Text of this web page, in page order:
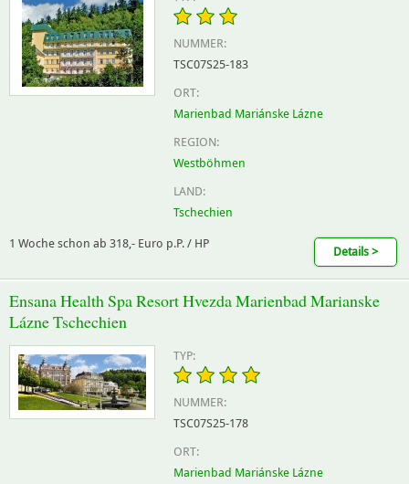
NUMMER:
TSC07S25-183
ORT:
Marienbad Mariánske Lázne
REGION:
Westböhmen
LAND:
Tschechien
1 Woche schon ab 318,- Euro p.P. / HP
Details >
Ensana Health Spa Resort Hvezda Marienbad Marianske
Lázne Tschechien
TYP:
NUMMER:
TSC07S25-178
ORT:
Marienbad Mariánske Lázne